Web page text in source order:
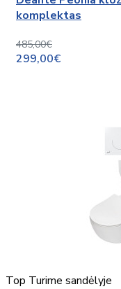
komplektas
485,00€
299,00€
Top Turime sandėlyje